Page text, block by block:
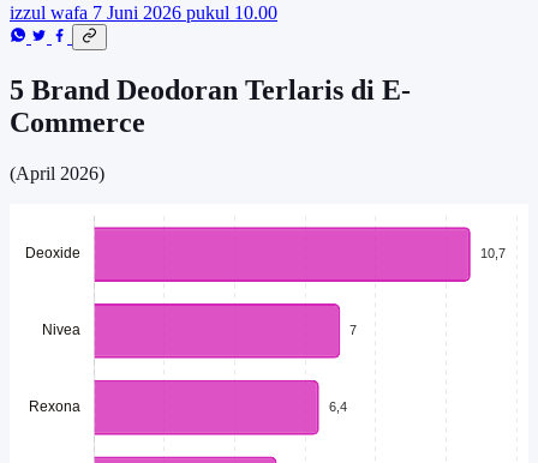
izzul wafa 7 Juni 2026 pukul 10.00
5 Brand Deodoran Terlaris di E-
Commerce
(April 2026)